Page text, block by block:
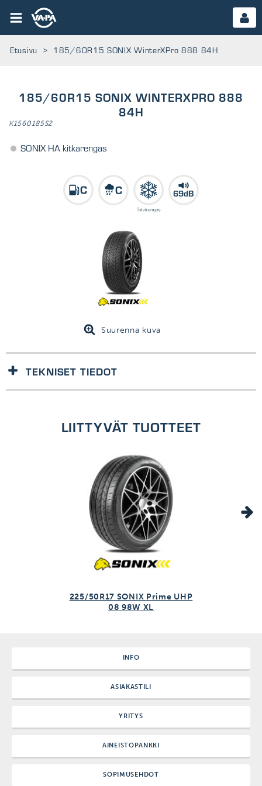
Etusivu > 185/60R15 SONIX WinterXPro 888 84H
185/60R15 SONIX WINTERXPRO 888
84H
K1560185S2
SONIX HA kitkarengas
69dB
Suurenna kuva
TEKNISET TIEDOT
LIITTYVÄT TUOTTEET
225/50R17 SONIX Prime UHP
08 98W XL
INFO
ASIAKASTILI
YRITYS
AINEISTOPANKKI
SOPIMUSEHDOT